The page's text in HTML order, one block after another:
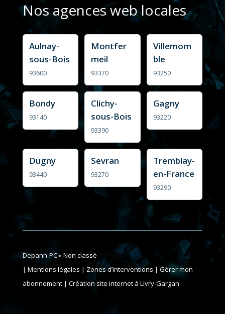
Nos agences web locales
Aulnay-
sous-Bois
93600
Montfer
meil
93370
Villemom
ble
93250
Bondy
93140
Clichy-
sous-Bois
93390
Gagny
93220
Dugny
93440
Sevran
93270
Tremblay-
en-France
93290
Depann-PC»Non classé
| Mentions légales | Zones d’interventions | Gérer mon
abonnement| Création site internet à Livry-Gargan